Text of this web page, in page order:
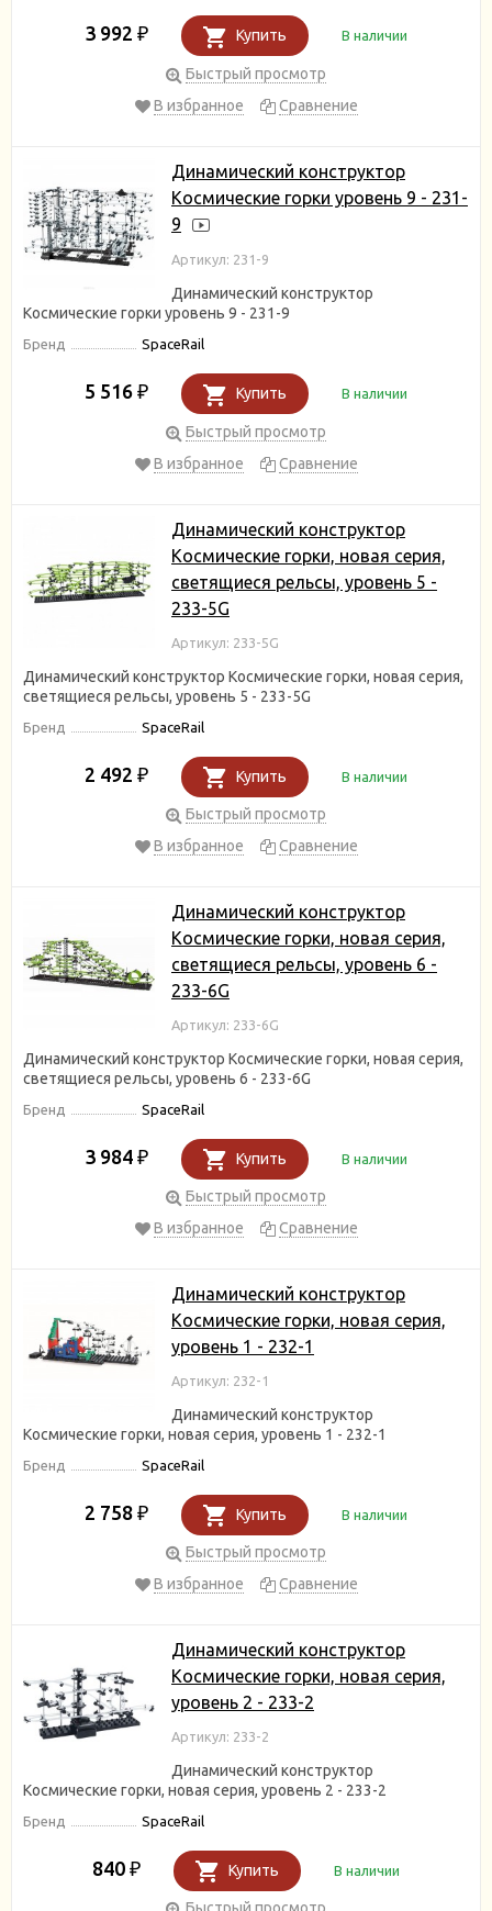
3 992 ₽ Купить В наличии
Быстрый просмотр
В избранное
Сравнение
Динамический конструктор
Космические горки уровень 9 - 231-
9
Артикул: 231-9
Динамический конструктор
Космические горки уровень 9 - 231-9
Бренд SpaceRail
5 516 ₽ Купить В наличии
Быстрый просмотр
В избранное
Сравнение
Динамический конструктор
Космические горки, новая серия,
светящиеся рельсы, уровень 5 -
233-5G
Артикул: 233-5G
Динамический конструктор Космические горки, новая серия,
светящиеся рельсы, уровень 5 - 233-5G
Бренд SpaceRail
2 492 ₽ Купить В наличии
Быстрый просмотр
В избранное
Сравнение
Динамический конструктор
Космические горки, новая серия,
светящиеся рельсы, уровень 6 -
233-6G
Артикул: 233-6G
Динамический конструктор Космические горки, новая серия,
светящиеся рельсы, уровень 6 - 233-6G
Бренд SpaceRail
3 984 ₽ Купить В наличии
Быстрый просмотр
В избранное
Сравнение
Динамический конструктор
Космические горки, новая серия,
уровень 1 - 232-1
Артикул: 232-1
Динамический конструктор
Космические горки, новая серия, уровень 1 - 232-1
Бренд SpaceRail
2 758 ₽ Купить В наличии
Быстрый просмотр
В избранное
Сравнение
Динамический конструктор
Космические горки, новая серия,
уровень 2 - 233-2
Артикул: 233-2
Динамический конструктор
Космические горки, новая серия, уровень 2 - 233-2
Бренд SpaceRail
840 ₽ Купить В наличии
Быстрый просмотр